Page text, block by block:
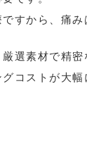
すから、痛
選素材で精
コストが大